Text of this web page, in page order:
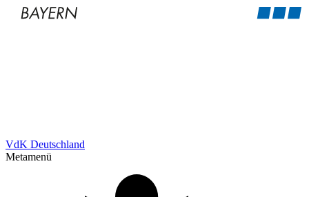
VdK Deutschland
Metamenü